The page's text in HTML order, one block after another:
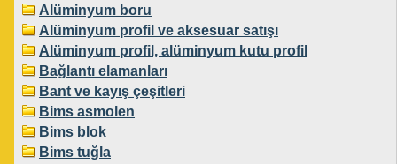
Alüminyum boru
Alüminyum profil ve aksesuar satışı
Alüminyum profil, alüminyum kutu profil
Bağlantı elamanları
Bant ve kayış çeşitleri
Bims asmolen
Bims blok
Bims tuğla